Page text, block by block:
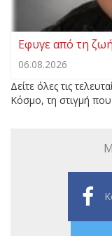
Εφυγε από τη
06.08.2026
Δείτε όλες τις
Κόσμο, τη στιγμή